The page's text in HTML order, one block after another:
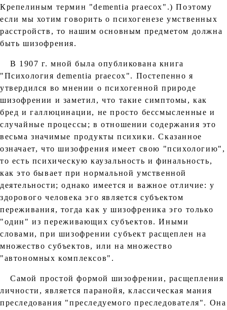
Крепелиным термин "dementia praecox".) Поэтому
если мы хотим говорить о психогенезе умственных
расстройств, то нашим основным предметом должна
быть шизофрения.
В 1907 г. мной была опубликована книга
"Психология dementia praecox". Постепенно я
утвердился во мнении о психогенной природе
шизофрении и заметил, что такие симптомы, как
бред и галлюцинации, не просто бессмысленные и
случайные процессы; в отношении содержания это
весьма значимые продукты психики. Сказанное
означает, что шизофрения имеет свою "психологию",
то есть психическую каузальность и финальность,
как это бывает при нормальной умственной
деятельности; однако имеется и важное отличие: у
здорового человека эго является субъектом
переживания, тогда как у шизофреника эго только
"один" из переживающих субъектов. Иными
словами, при шизофрении субъект расщеплен на
множество субъектов, или на множество
"автономных комплексов".
Самой простой формой шизофрении, расщепления
личности, является паранойя, классическая мания
преследования "преследуемого преследователя". Она